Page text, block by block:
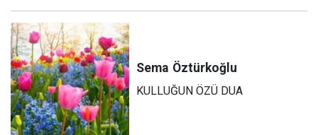
Sema Öztürkoğlu
KULLUĞUN ÖZÜ DUA